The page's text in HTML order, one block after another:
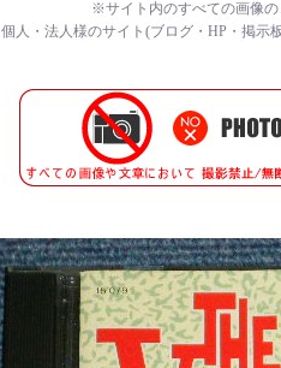
※サイト内のすべての画像
個人・法人様のサイト(ブログ・HP・掲示